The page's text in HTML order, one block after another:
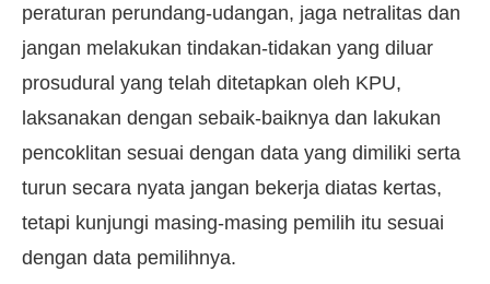
peraturan perundang-udangan, jaga netralitas dan
jangan melakukan tindakan-tidakan yang diluar
prosudural yang telah ditetapkan oleh KPU,
laksanakan dengan sebaik-baiknya dan lakukan
pencoklitan sesuai dengan data yang dimiliki serta
turun secara nyata jangan bekerja diatas kertas,
tetapi kunjungi masing-masing pemilih itu sesuai
dengan data pemilihnya.